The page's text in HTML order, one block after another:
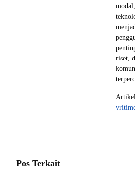
riset,
Pos Terkait